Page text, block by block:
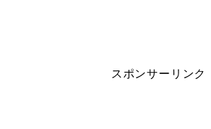
スポンサーリンク